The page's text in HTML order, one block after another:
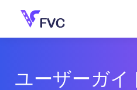
ユーザーガイ